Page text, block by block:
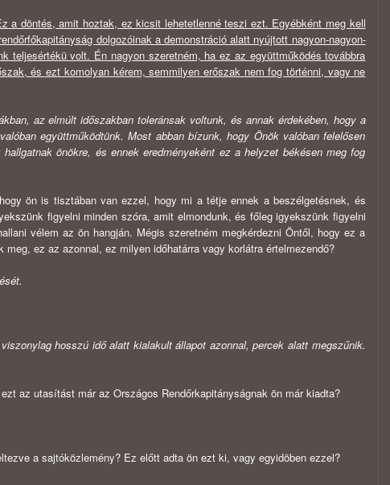
a döntés, amit hoztak, ez kicsit lehetetlenné teszi ezt. Egyébként meg kell
dolgozóinak a demonstráció alatt nyújtott nagyon-nagyon-
teljesértékü volt. Én nagyon szeretném, ha ez az együttműködés továbbra
és ezt komolyan kérem, semmilyen erőszak nem fog történni, vagy ne
az elmúlt időszakban toleránsak voltunk, és annak érdekében, hogy a
együttműköd­tünk. Most abban bízunk, hogy Önök valóban felelősen
önökre, és ennek eredmé­nyeként ez a helyzet békésen meg fog
ön is tisztában van ezzel, hogy mi a tétje ennek a beszélgetésnek, és
figyelni minden szóra, amit elmondunk, és főleg igyekszünk figyelni
vélem az ön hangján. Mégis szeret­ném megkérdezni Öntől, hogy ez a
ez az azonnal, ez milyen időhatárra vagy korlátra értelmezendő?
hosszú idő alatt kialakult állapot azonnal, percek alatt megszűnik.
az utasítást már az Országos Rendőrkapitányságnak ön már kiadta?
a sajtóközlemény? Ez előtt adta ön ezt ki, vagy egyidöben ezzel?